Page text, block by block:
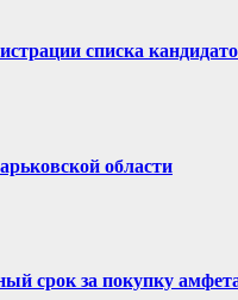
списка
области
срок за покупку